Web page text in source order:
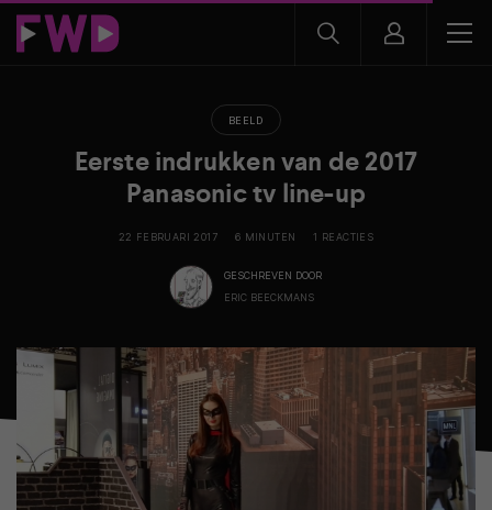
BEELD
Eerste indrukken van de 2017
Panasonic tv line-up
22 FEBRUARI 2017 6 MINUTEN 1 REACTIES
GESCHREVEN DOOR
ERIC BEECKMANS